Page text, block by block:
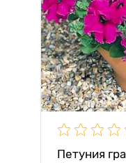
Петуния